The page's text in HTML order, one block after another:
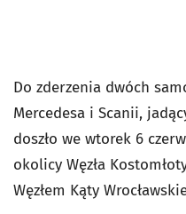
Do zderzenia dwóch
Mercedesa i Scanii,
doszło we wtorek 6
okolicy Węzła
Węzłem Kąty